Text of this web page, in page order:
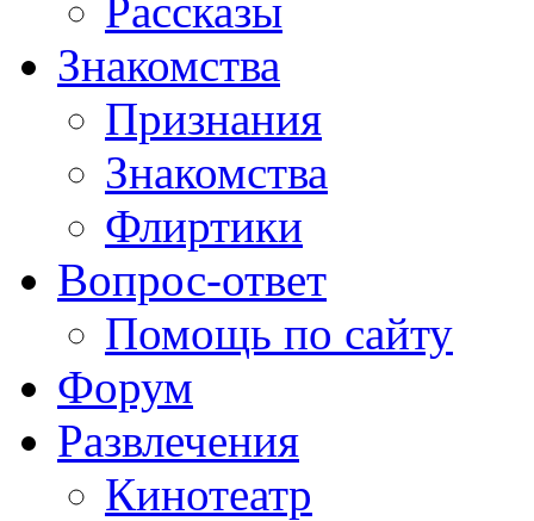
Рассказы
Знакомства
Признания
Знакомства
Флиртики
Вопрос-ответ
Помощь по сайту
Форум
Развлечения
Кинотеатр